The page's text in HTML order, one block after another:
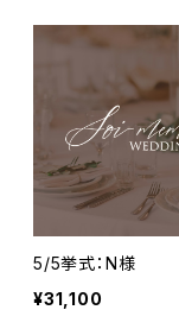
5/5挙式：N様
¥31,100